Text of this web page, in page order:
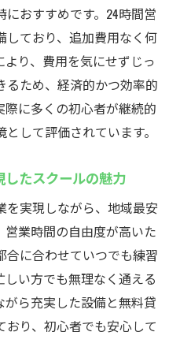
おすすめです。24時間営
ており、追加費用なく何
り、費用を気にせずじっ
るため、経済的かつ効率的
に多くの初心者が継続的
して評価されています。
たスクールの魅力
を実現しながら、地域最安
業時間の自由度が高いた
合に合わせていつでも練習
い方でも無理なく通える
ら充実した設備と無料貸
り、初心者でも安心して